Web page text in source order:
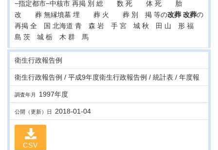
−指定都市−中核市 再掲 別 総 数 死 体 死 胎
改 葬 無縁墳墓 埋 葬 火 葬 別 掲 等の改葬 改葬の
再掲 全 国 北海道 青 森 岩 手 宮 城 秋 田 山 形 福
島 茨 城 栃 木 群 馬
衛生行政報告例
衛生行政報告例 / 平成9年度衛生行政報告例 / 統計表 / 年度報
調査年月 1997年度
公開（更新）日 2018-01-04
CSV